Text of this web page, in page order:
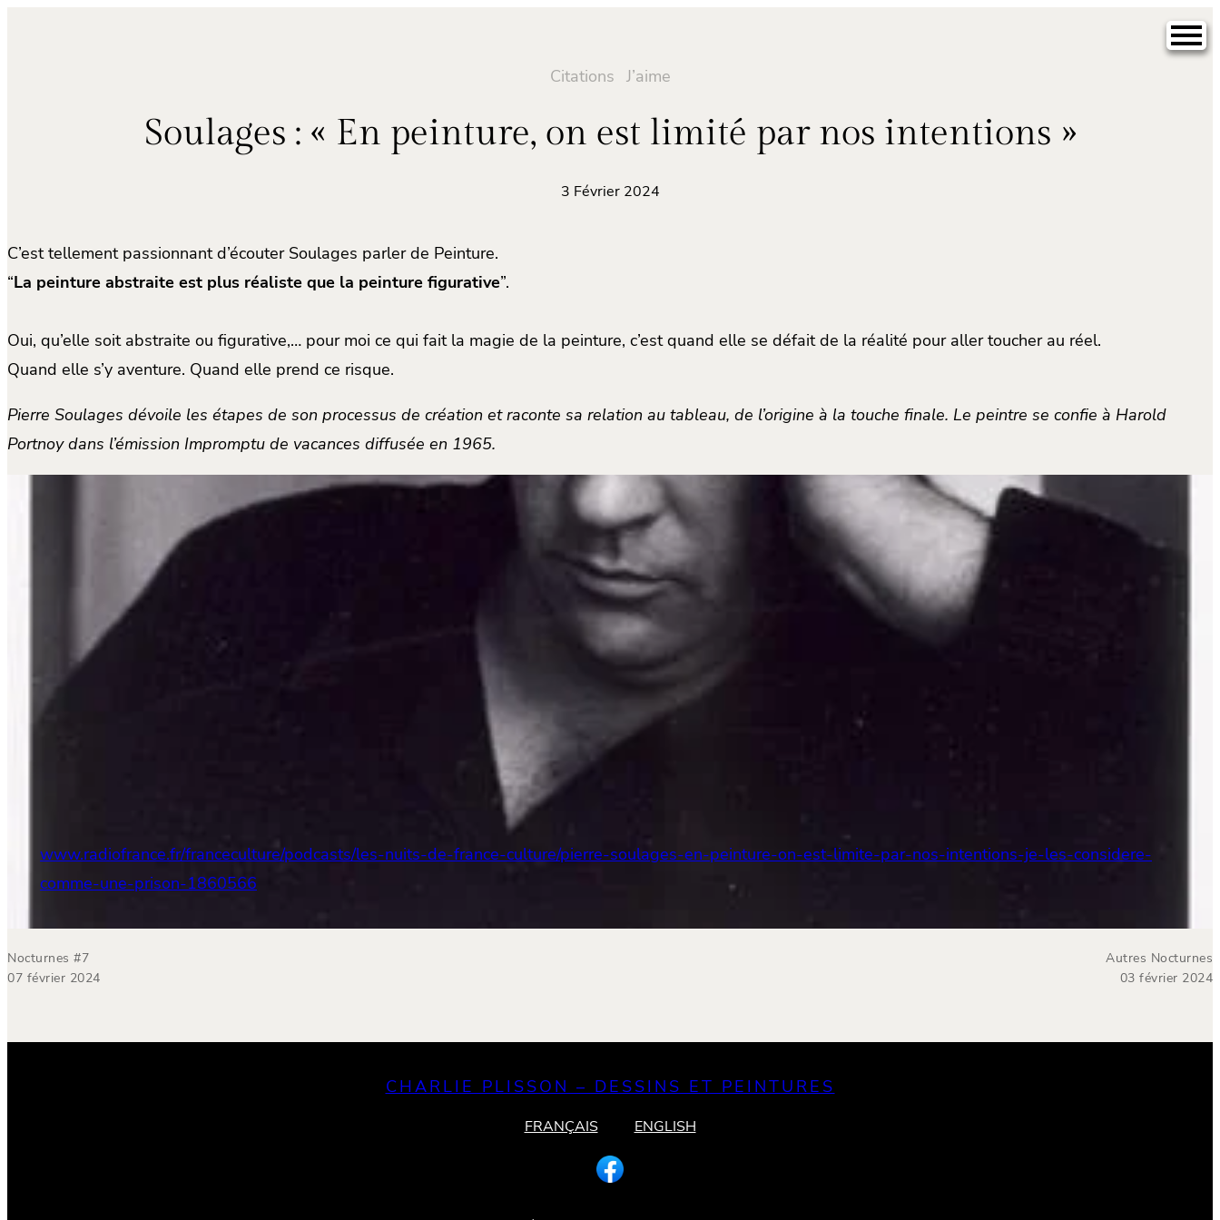
Citations J’aime
Soulages : « En peinture, on est limité par nos intentions »
3 Février 2024
C’est tellement passionnant d’écouter Soulages parler de Peinture.
“La peinture abstraite est plus réaliste que la peinture figurative”.
Oui, qu’elle soit abstraite ou figurative,… pour moi ce qui fait la magie de la peinture, c’est quand elle se défait de la réalité pour aller toucher au réel.
Quand elle s’y aventure. Quand elle prend ce risque.
Pierre Soulages dévoile les étapes de son processus de création et raconte sa relation au tableau, de l’origine à la touche finale. Le peintre se confie à Harold
Portnoy dans l’émission Impromptu de vacances diffusée en 1965.
www.radiofrance.fr/franceculture/podcasts/les-nuits-de-france-culture/pierre-soulages-en-peinture-on-est-limite-par-nos-intentions-je-les-considere-
comme-une-prison-1860566
Nocturnes #7
07 février 2024
Autres Nocturnes
03 février 2024
CHARLIE PLISSON – DESSINS ET PEINTURES
FRANÇAIS ENGLISH